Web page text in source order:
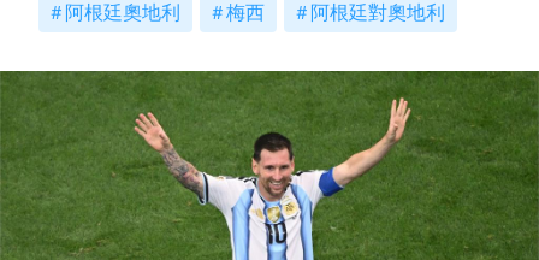
阿根廷奧地利 梅西 阿根廷對奧地利